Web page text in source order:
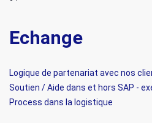
Echange
Logique de partenariat avec nos
Soutien / Aide dans et hors SAP -
Process dans la logistique